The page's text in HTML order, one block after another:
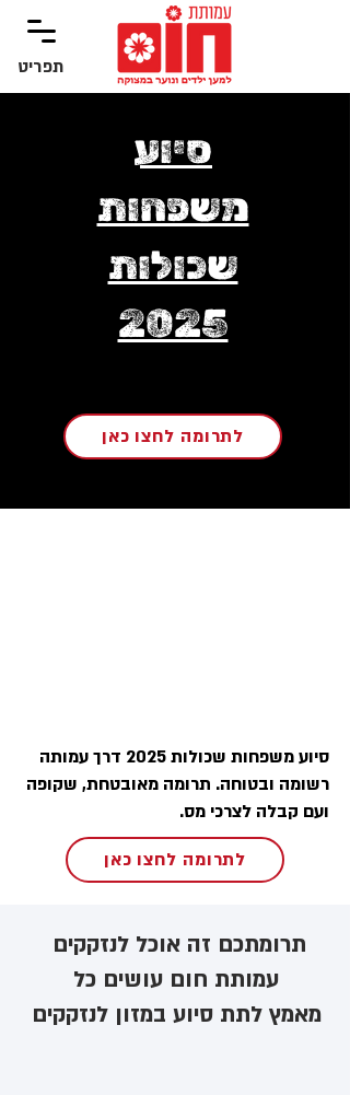
תפריט
סיוע
משפחות
שכולות
2025
לתרומה לחצו כאן
סיוע משפחות שכולות 2025 דרך עמותה
רשומה ובטוחה. תרומה מאובטחת, שקופה
ועם קבלה לצרכי מס.
לתרומה לחצו כאן
תרומתכם זה אוכל לנזקקים ​
עמותת חום עושים כל
מאמץ לתת סיוע במזון לנזקקים